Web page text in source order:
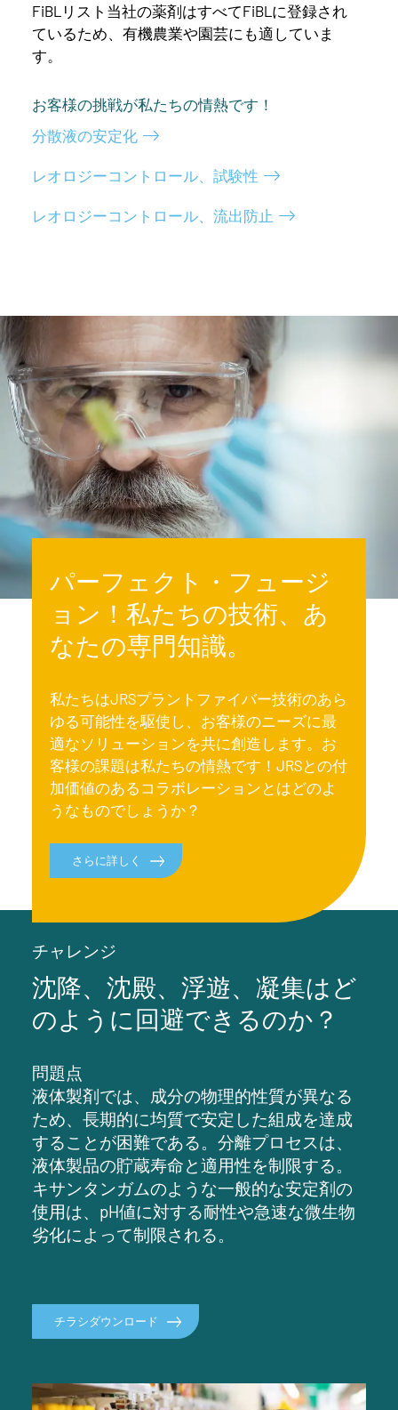
FiBLリスト当社の薬剤はすべてFiBLに登録され
ているため、有機農業や園芸にも適していま
す。
お客様の挑戦が私たちの情熱です！
分散液の安定化
レオロジーコントロール、試験性
レオロジーコントロール、流出防止
パーフェクト・フュージ
ョン！私たちの技術、あ
なたの専門知識。
私たちはJRSプラントファイバー技術のあら
ゆる可能性を駆使し、お客様のニーズに最
適なソリューションを共に創造します。お
客様の課題は私たちの情熱です！JRSとの付
加価値のあるコラボレーションとはどのよ
うなものでしょうか？
さらに詳しく
チャレンジ
沈降、沈殿、浮遊、凝集はど
のように回避できるのか？
問題点
液体製剤では、成分の物理的性質が異なる
ため、長期的に均質で安定した組成を達成
することが困難である。分離プロセスは、
液体製品の貯蔵寿命と適用性を制限する。
キサンタンガムのような一般的な安定剤の
使用は、pH値に対する耐性や急速な微生物
劣化によって制限される。
チラシダウンロード